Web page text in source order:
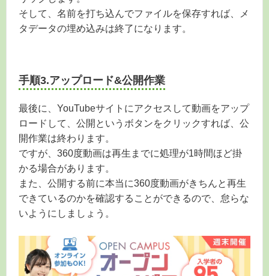
そして、名前を打ち込んでファイルを保存すれば、メ
タデータの埋め込みは終了になります。
手順3.アップロード&公開作業
最後に、YouTubeサイトにアクセスして動画をアップ
ロードして、公開というボタンをクリックすれば、公
開作業は終わります。
ですが、360度動画は再生までに処理が1時間ほど掛
かる場合があります。
また、公開する前に本当に360度動画がきちんと再生
できているのかを確認することができるので、怠らな
いようにしましょう。